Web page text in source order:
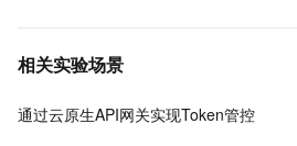
相关实验场景
通过云原生API网关实现Token管控